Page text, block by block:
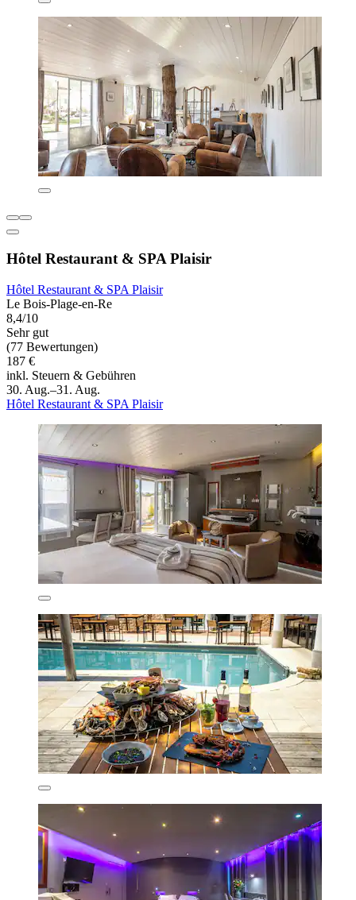
Hôtel Restaurant & SPA Plaisir
Hôtel Restaurant & SPA Plaisir
Le Bois-Plage-en-Re
8,4/10
Sehr gut
(77 Bewertungen)
187 €
inkl. Steuern & Gebühren
30. Aug.–31. Aug.
Hôtel Restaurant & SPA Plaisir